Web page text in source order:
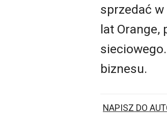
sprzedać
lat Orange,
biznesu.
NAPISZ DO